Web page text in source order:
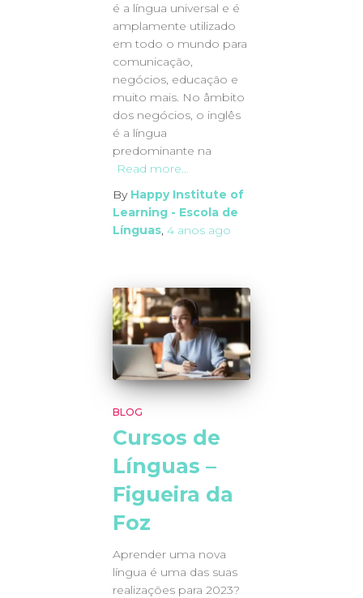
é a língua universal e é
amplamente utilizado
em todo o mundo para
comunicação,
negócios, educação e
muito mais. No âmbito
dos negócios, o inglês
é a língua
predominante na
Read more…
By Happy Institute of
Learning - Escola de
Línguas, 4 anos ago
BLOG
Cursos de
Línguas –
Figueira da
Foz
Aprender uma nova
língua é uma das suas
realizações para 2023?